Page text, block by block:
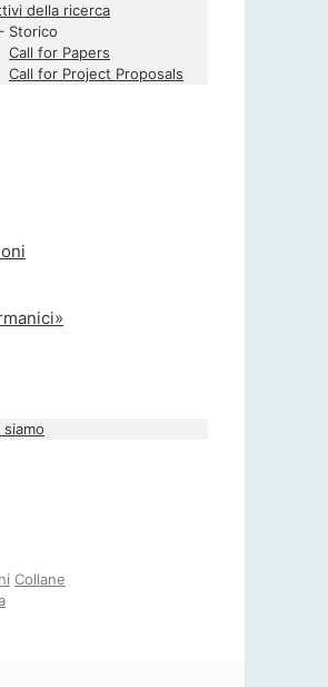
della ricerca
Storico
Call for Papers
Call for Project Proposals
siamo
Collane